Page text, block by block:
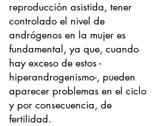
reproducción asistida, tener
controlado el nivel de
andrógenos en la mujer es
fundamental, ya que, cuando
hay exceso de estos -
hiperandrogenismo-, pueden
aparecer problemas en el ciclo
y por consecuencia, de
fertilidad.